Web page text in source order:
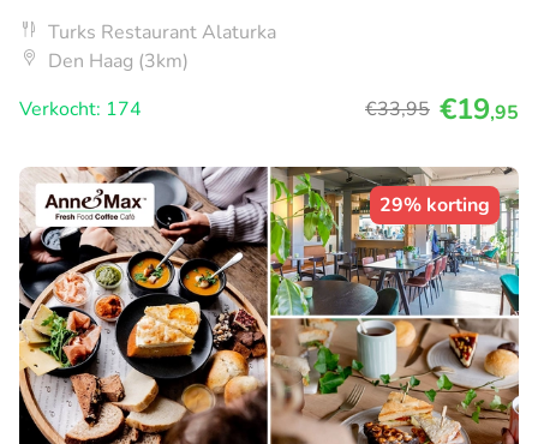
Turks Restaurant Alaturka
Den Haag (3km)
Verkocht: 174
€33,95 €19,95
29% korting